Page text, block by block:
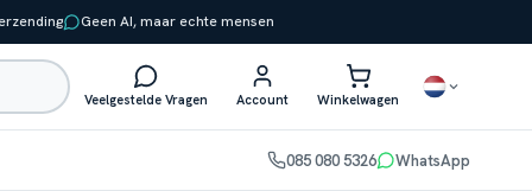
Geen AI, maar echte mensen
Veelgestelde Vragen Account Winkelwagen
085 080 5326 WhatsApp